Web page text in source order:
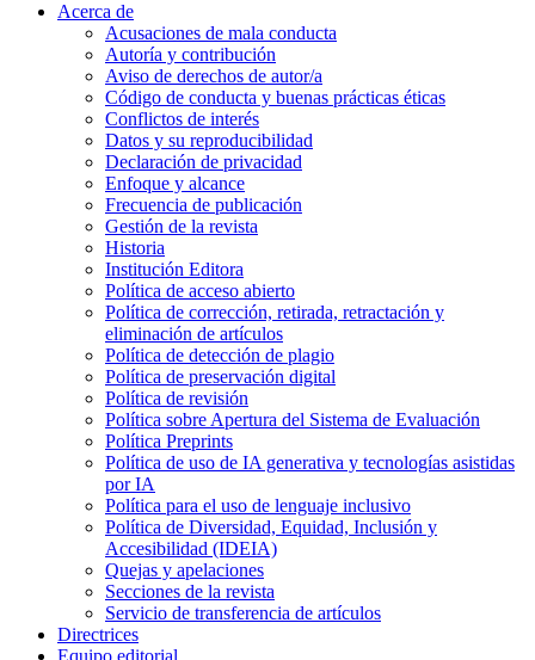
Acerca de
Acusaciones de mala conducta
Autoría y contribución
Aviso de derechos de autor/a
Código de conducta y buenas prácticas éticas
Conflictos de interés
Datos y su reproducibilidad
Declaración de privacidad
Enfoque y alcance
Frecuencia de publicación
Gestión de la revista
Historia
Institución Editora
Política de acceso abierto
Política de corrección, retirada, retractación y
eliminación de artículos
Política de detección de plagio
Política de preservación digital
Política de revisión
Política sobre Apertura del Sistema de Evaluación
Política Preprints
Política de uso de IA generativa y tecnologías asistidas
por IA
Política para el uso de lenguaje inclusivo
Política de Diversidad, Equidad, Inclusión y
Accesibilidad (IDEIA)
Quejas y apelaciones
Secciones de la revista
Servicio de transferencia de artículos
Directrices
Equipo editorial